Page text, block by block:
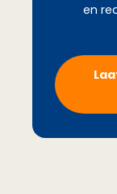
en